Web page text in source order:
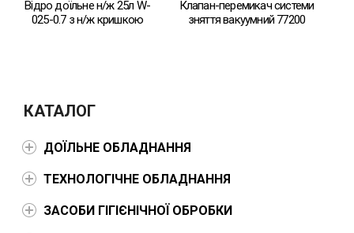
Відро доїльне н/ж 25л W-
025-0.7 з н/ж кришкою
Клапан-перемикач системи
зняття вакуумний 77200
КАТАЛОГ
ДОЇЛЬНЕ ОБЛАДНАННЯ
ТЕХНОЛОГІЧНЕ ОБЛАДНАННЯ
ЗАСОБИ ГІГІЄНІЧНОЇ ОБРОБКИ